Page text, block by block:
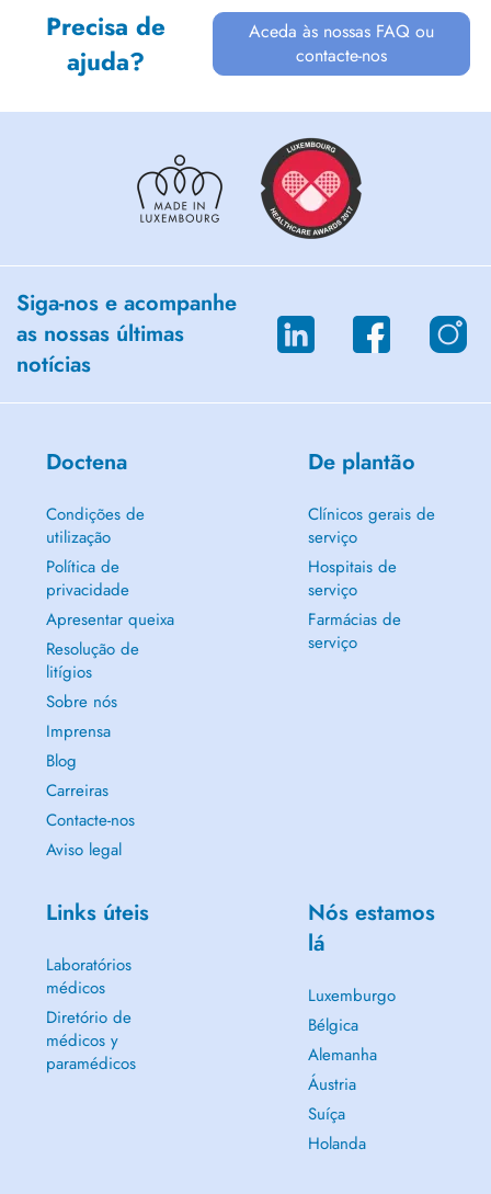
Precisa de
ajuda?
Aceda às nossas FAQ ou
contacte-nos
Siga-nos e acompanhe
as nossas últimas
notícias
Doctena
Condições de
utilização
Política de
privacidade
Apresentar queixa
Resolução de
litígios
Sobre nós
Imprensa
Blog
Carreiras
Contacte-nos
Aviso legal
De plantão
Clínicos gerais de
serviço
Hospitais de
serviço
Farmácias de
serviço
Links úteis
Laboratórios
médicos
Diretório de
médicos y
paramédicos
Nós estamos
lá
Luxemburgo
Bélgica
Alemanha
Áustria
Suíça
Holanda